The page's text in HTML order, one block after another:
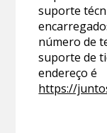
suporte
número de
suporte de
endereço é
https://